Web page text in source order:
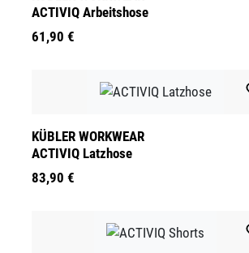
ACTIVIQ Arbeitshose
61,90 €
KÜBLER WORKWEAR
ACTIVIQ Latzhose
83,90 €